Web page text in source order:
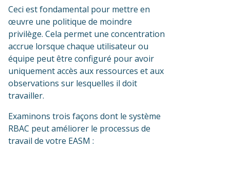
Ceci est fondamental pour mettre en
œuvre une politique de moindre
privilège. Cela permet une concentration
accrue lorsque chaque utilisateur ou
équipe peut être configuré pour avoir
uniquement accès aux ressources et aux
observations sur lesquelles il doit
travailler.
Examinons trois façons dont le système
RBAC peut améliorer le processus de
travail de votre EASM :